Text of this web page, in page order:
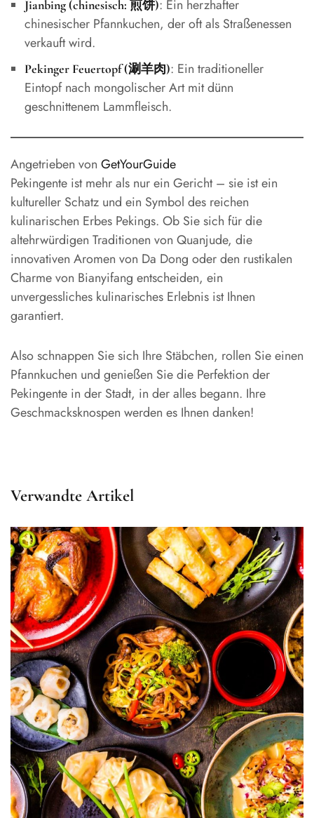
Jianbing (chinesisch: 煎饼): Ein herzhafter
chinesischer Pfannkuchen, der oft als Straßenessen
verkauft wird.
Pekinger Feuertopf (涮羊肉): Ein traditioneller
Eintopf nach mongolischer Art mit dünn
geschnittenem Lammfleisch.
Angetrieben von GetYourGuide
Pekingente ist mehr als nur ein Gericht – sie ist ein
kultureller Schatz und ein Symbol des reichen
kulinarischen Erbes Pekings. Ob Sie sich für die
altehrwürdigen Traditionen von Quanjude, die
innovativen Aromen von Da Dong oder den rustikalen
Charme von Bianyifang entscheiden, ein
unvergessliches kulinarisches Erlebnis ist Ihnen
garantiert.
Also schnappen Sie sich Ihre Stäbchen, rollen Sie einen
Pfannkuchen und genießen Sie die Perfektion der
Pekingente in der Stadt, in der alles begann. Ihre
Geschmacksknospen werden es Ihnen danken!
Verwandte Artikel